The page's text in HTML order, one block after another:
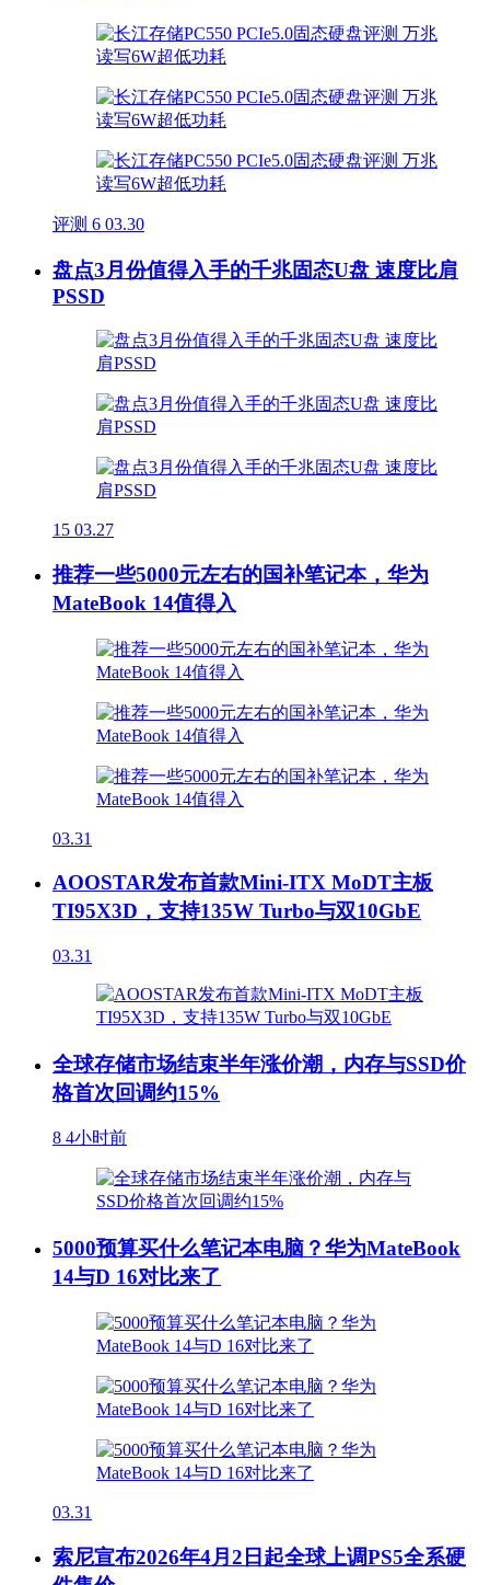
评测 6 03.30
盘点3月份值得入手的千兆固态U盘 速度比肩
PSSD
15 03.27
推荐一些5000元左右的国补笔记本，华为
MateBook 14值得入
03.31
AOOSTAR发布首款Mini-ITX MoDT主板
TI95X3D，支持135W Turbo与双10GbE
03.31
全球存储市场结束半年涨价潮，内存与SSD价
格首次回调约15%
8 4小时前
5000预算买什么笔记本电脑？华为MateBook
14与D 16对比来了
03.31
索尼宣布2026年4月2日起全球上调PS5全系硬